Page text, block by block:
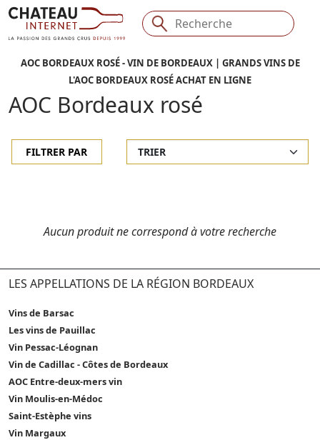
AOC BORDEAUX ROSÉ - VIN DE BORDEAUX | GRANDS VINS DE
L'AOC BORDEAUX ROSÉ ACHAT EN LIGNE
AOC Bordeaux rosé
FILTRER PAR
Aucun produit ne correspond à votre recherche
LES APPELLATIONS DE LA RÉGION BORDEAUX
Vins de Barsac
Les vins de Pauillac
Vin Pessac-Léognan
Vin de Cadillac - Côtes de Bordeaux
AOC Entre-deux-mers vin
Vin Moulis-en-Médoc
Saint-Estèphe vins
Vin Margaux